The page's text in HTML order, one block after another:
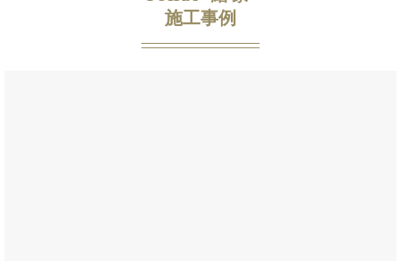
施工事例